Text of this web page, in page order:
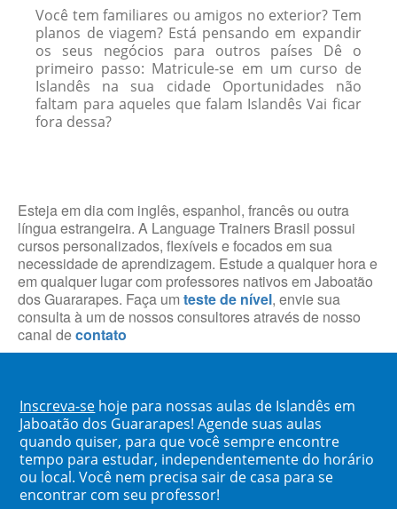
Você tem familiares ou amigos no exterior? Tem
planos de viagem? Está pensando em expandir
os seus negócios para outros países Dê o
primeiro passo: Matricule-se em um curso de
Islandês na sua cidade Oportunidades não
faltam para aqueles que falam Islandês Vai ficar
fora dessa?
Esteja em dia com inglês, espanhol, francês ou outra
língua estrangeira. A Language Trainers Brasil possui
cursos personalizados, flexíveis e focados em sua
necessidade de aprendizagem. Estude a qualquer hora e
em qualquer lugar com professores nativos em Jaboatão
dos Guararapes. Faça um teste de nível, envie sua
consulta à um de nossos consultores através de nosso
canal decontato
Inscreva-se hoje para nossas aulas de Islandês em
Jaboatão dos Guararapes! Agende suas aulas
quando quiser, para que você sempre encontre
tempo para estudar, independentemente do horário
ou local. Você nem precisa sair de casa para se
encontrar com seu professor!